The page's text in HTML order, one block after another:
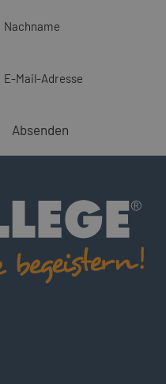
Nachname
E-Mail-Adresse
Absenden